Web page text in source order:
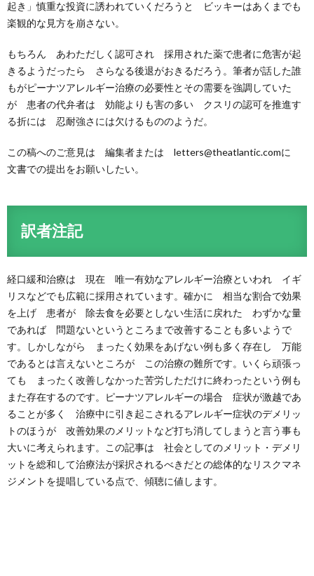
起き」慎重な投資に誘われていくだろうと ビッキーはあくまでも
楽観的な見方を崩さない。
もちろん あわただしく認可され 採用された薬で患者に危害が起
きるようだったら さらなる後退がおきるだろう。筆者が話した誰
もがピーナツアレルギー治療の必要性とその需要を強調していた
が 患者の代弁者は 効能よりも害の多い クスリの認可を推進す
る折には 忍耐強さには欠けるもののようだ。
この稿へのご意見は 編集者または letters@theatlantic.comに
文書での提出をお願いしたい。
訳者注記
経口緩和治療は 現在 唯一有効なアレルギー治療といわれ イギ
リスなどでも広範に採用されています。確かに 相当な割合で効果
を上げ 患者が 除去食を必要としない生活に戻れた わずかな量
であれば 問題ないというところまで改善することも多いようで
す。しかしながら まったく効果をあげない例も多く存在し 万能
であるとは言えないところが この治療の難所です。いくら頑張っ
ても まったく改善しなかった苦労しただけに終わったという例も
また存在するのです。ピーナツアレルギーの場合 症状が激越であ
ることが多く 治療中に引き起こされるアレルギー症状のデメリッ
トのほうが 改善効果のメリットなど打ち消してしまうと言う事も
大いに考えられます。この記事は 社会としてのメリット・デメリ
ットを総和して治療法が採択されるべきだとの総体的なリスクマネ
ジメントを提唱している点で、傾聴に値します。